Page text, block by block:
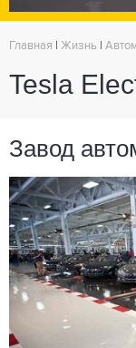
Главная Жизнь
Tesla
Завод